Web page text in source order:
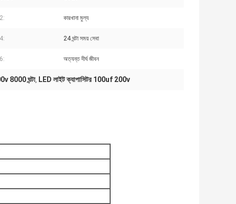
কারখানা মুল্য
24 ঘন্টা সময় সেবা
অত্যন্ত দীর্ঘ জীবন
8000 ঘন্টা, LED লাইট ক্যাপাসিটর 100uf 200v